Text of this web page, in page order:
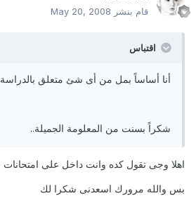
قام بنشر May 20, 2008
اقتباس
أنا أساساً بمل من أى شئ متعلق بالدراسة..
شكراً بسنت من المعلومة الجميلة..
اهلا وجى تقول كده وانت داخل على امتحانات
بس والله مرورك اسعدنى شكرا لك